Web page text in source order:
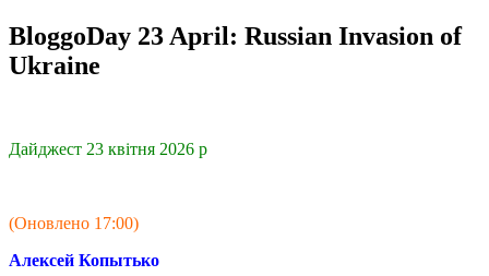
BloggoDay 23 April: Russian Invasion of
Ukraine
Дайджест 23 квітня 2026 р
(Оновлено 17:00)
Алексей Копытько